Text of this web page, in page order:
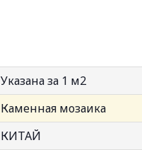
Указана за 1 м2
Каменная мозаика
КИТАЙ